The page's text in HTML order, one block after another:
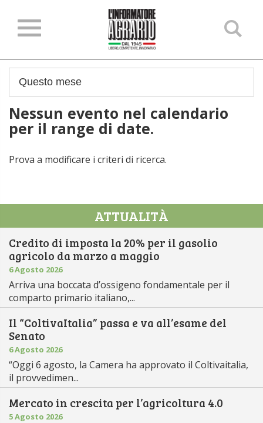
Nessun evento nel calendario
per il range di date.
Prova a modificare i criteri di ricerca.
ATTUALITÀ
Credito di imposta la 20% per il gasolio
agricolo da marzo a maggio
6 Agosto 2026
Arriva una boccata d’ossigeno fondamentale per il
comparto primario italiano,...
Il “ColtivaItalia” passa e va all’esame del
Senato
6 Agosto 2026
“Oggi 6 agosto, la Camera ha approvato il Coltivaitalia,
il provvedimen...
Mercato in crescita per l’agricoltura 4.0
5 Agosto 2026